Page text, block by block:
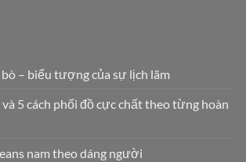
– biểu tượng của sự lịch lãm
5 cách phối đồ cực chất theo từng hoàn
nam theo dáng người